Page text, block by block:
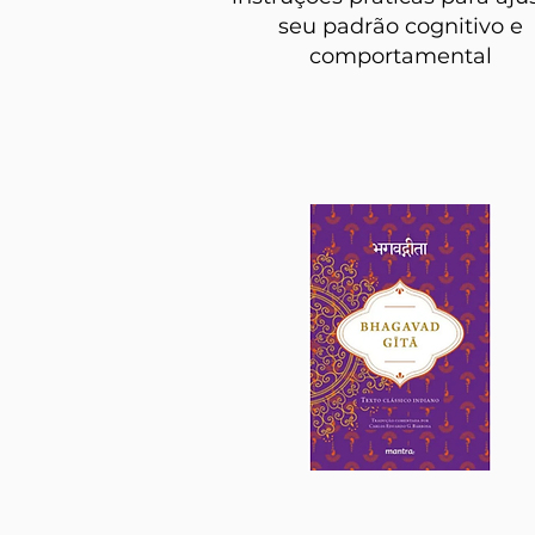
seu padrão cognitivo e
comportamental